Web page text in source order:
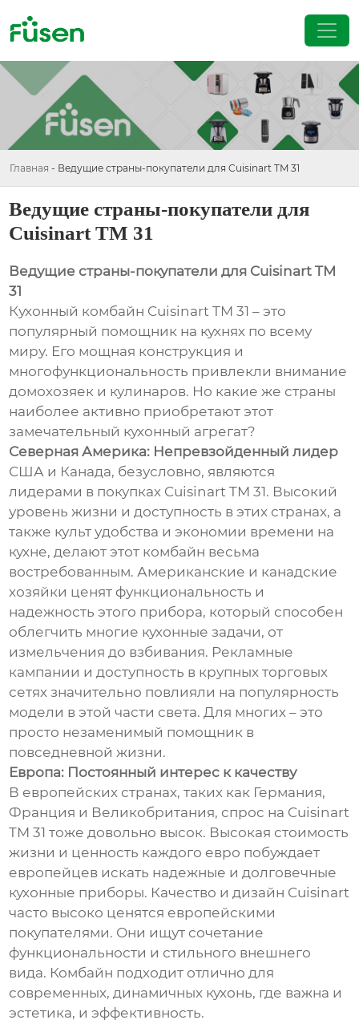
Главная - Ведущие страны-покупатели для Cuisinart TM 31
Ведущие страны-покупатели для
Cuisinart TM 31
Ведущие страны-покупатели для Cuisinart TM
31
Кухонный комбайн Cuisinart TM 31 – это
популярный помощник на кухнях по всему
миру. Его мощная конструкция и
многофункциональность привлекли внимание
домохозяек и кулинаров. Но какие же страны
наиболее активно приобретают этот
замечательный кухонный агрегат?
Северная Америка: Непревзойденный лидер
США и Канада, безусловно, являются
лидерами в покупках Cuisinart TM 31. Высокий
уровень жизни и доступность в этих странах, а
также культ удобства и экономии времени на
кухне, делают этот комбайн весьма
востребованным. Американские и канадские
хозяйки ценят функциональность и
надежность этого прибора, который способен
облегчить многие кухонные задачи, от
измельчения до взбивания. Рекламные
кампании и доступность в крупных торговых
сетях значительно повлияли на популярность
модели в этой части света. Для многих – это
просто незаменимый помощник в
повседневной жизни.
Европа: Постоянный интерес к качеству
В европейских странах, таких как Германия,
Франция и Великобритания, спрос на Cuisinart
TM 31 тоже довольно высок. Высокая стоимость
жизни и ценность каждого евро побуждает
европейцев искать надежные и долговечные
кухонные приборы. Качество и дизайн Cuisinart
часто высоко ценятся европейскими
покупателями. Они ищут сочетание
функциональности и стильного внешнего
вида. Комбайн подходит отлично для
современных, динамичных кухонь, где важна и
эстетика, и эффективность.